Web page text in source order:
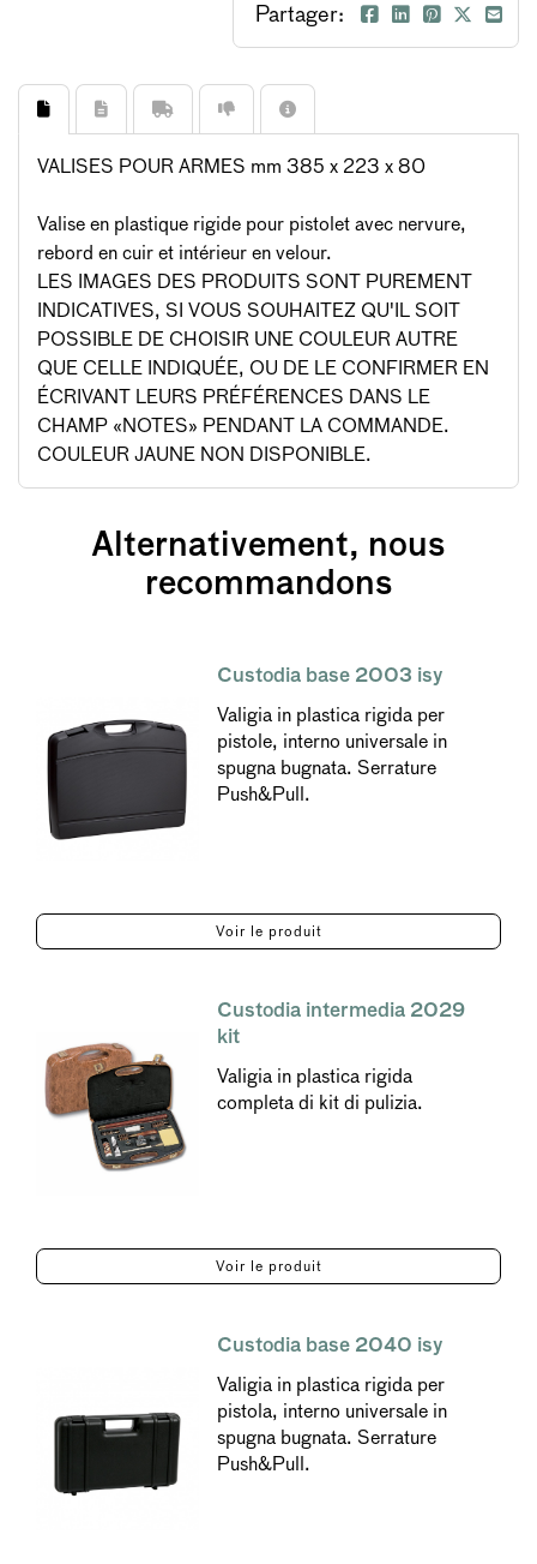
Partager:
VALISES POUR ARMES mm 385 x 223 x 80
Valise en plastique rigide pour pistolet avec nervure,
rebord en cuir et intérieur en velour.
LES IMAGES DES PRODUITS SONT PUREMENT
INDICATIVES, SI VOUS SOUHAITEZ QU'IL SOIT
POSSIBLE DE CHOISIR UNE COULEUR AUTRE
QUE CELLE INDIQUÉE, OU DE LE CONFIRMER EN
ÉCRIVANT LEURS PRÉFÉRENCES DANS LE
CHAMP «NOTES» PENDANT LA COMMANDE.
COULEUR JAUNE NON DISPONIBLE.
Alternativement, nous
recommandons
Custodia base 2003 isy
Valigia in plastica rigida per
pistole, interno universale in
spugna bugnata. Serrature
Push&Pull.
Voir le produit
Custodia intermedia 2029
kit
Valigia in plastica rigida
completa di kit di pulizia.
Voir le produit
Custodia base 2040 isy
Valigia in plastica rigida per
pistola, interno universale in
spugna bugnata. Serrature
Push&Pull.